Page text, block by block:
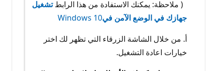
( ملاحظة: يمكنك الاستفادة من هذا الرابطتشغيل
جهازك في الوضع الآمن فيWindows 10
أ. من خلال الشاشة الزرقاء التي تظهر لك اختر
خيارات اعادة التشغيل.